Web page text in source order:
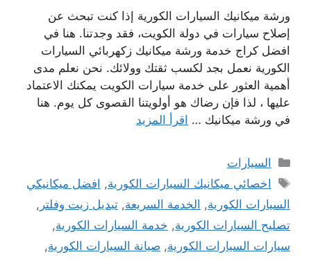
ورشة ميكانيك السيارات الكورية إذا كنت تبحث عن
إصلاح سيارات في دولة الكويت، فقد وجدتنا. هنا في
افضل كراج خدمة ورشة ميكانيك زكهربائي السيارات
الكورية نعمل بجد لكسب ثقتك وولائك. نحن نعلم مدى
أهمية العثور على خدمة سيارات الكويت يمكنك الاعتماد
عليها ، لذا فإن رضاك ​​هو أولويتنا القصوى كل يوم. هنا
في ورشة ميكانيك … اقرأ المزيد
التصنيفات
السيارات
الوسوم
اخصائي ميكانيك السيارات الكورية, افضل ميكانيكي
السيارات الكورية, الخدمة السريعة, تبديل زيت وفلتر ,
تصليح السيارات الكورية, خدمة السيارات الكورية,
سيارات السيارات الكورية, صيانة السيارات الكورية,